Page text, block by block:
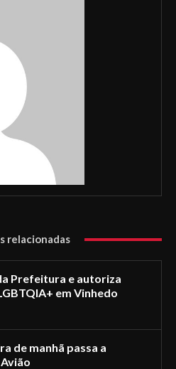
relacionadas
Prefeitura e autoriza
em Vinhedo
de manhã passa a